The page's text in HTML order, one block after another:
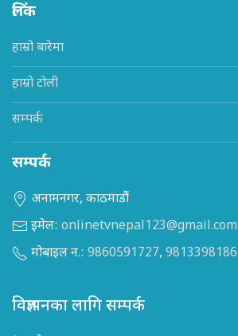
लिंक
हाम्रो बारेमा
हाम्रो टोली
सम्पर्क
सम्पर्क
अनामनगर, काठमाडौं
इमेल: onlinetvnepal123@gmail.com
मोबाइल न.: 9860591727, 9813398186
विज्ञापनका लागि सम्पर्क